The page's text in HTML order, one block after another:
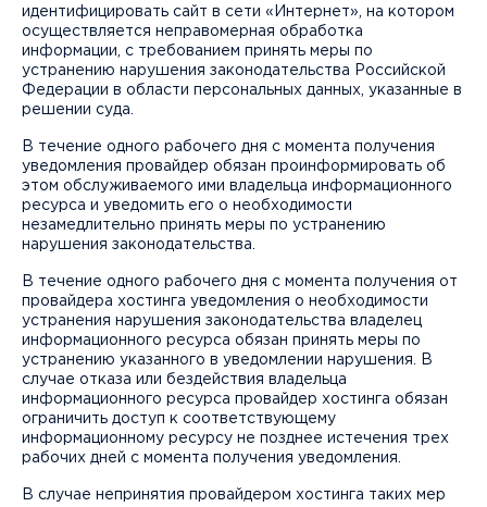
идентифицировать сайт в сети «Интернет», на котором
осуществляется неправомерная обработка
информации, с требованием принять меры по
устранению нарушения законодательства Российской
Федерации в области персональных данных, указанные в
решении суда.
В течение одного рабочего дня с момента получения
уведомления провайдер обязан проинформировать об
этом обслуживаемого ими владельца информационного
ресурса и уведомить его о необходимости
незамедлительно принять меры по устранению
нарушения законодательства.
В течение одного рабочего дня с момента получения от
провайдера хостинга уведомления о необходимости
устранения нарушения законодательства владелец
информационного ресурса обязан принять меры по
устранению указанного в уведомлении нарушения. В
случае отказа или бездействия владельца
информационного ресурса провайдер хостинга обязан
ограничить доступ к соответствующему
информационному ресурсу не позднее истечения трех
рабочих дней с момента получения уведомления.
В случае непринятия провайдером хостинга таких мер